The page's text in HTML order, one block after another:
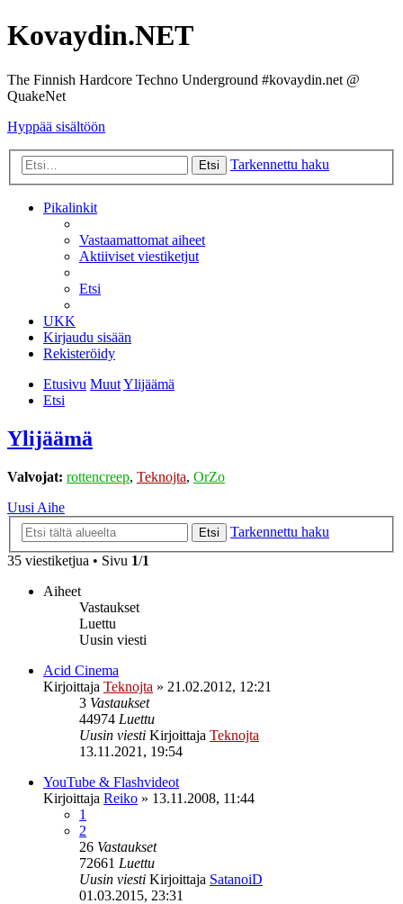
Kovaydin.NET
The Finnish Hardcore Techno Underground #kovaydin.net @
QuakeNet
Hyppää sisältöön
Etsi Tarkennettu haku
Pikalinkit
Vastaamattomat aiheet
Aktiiviset viestiketjut
Etsi
UKK
Kirjaudu sisään
Rekisteröidy
Etusivu MuutYlijäämä
Etsi
Ylijäämä
Valvojat: rottencreep, Teknojta, OrZo
Uusi Aihe
Etsi
Tarkennettu haku
35 viestiketjua • Sivu 1/1
Aiheet
Vastaukset
Luettu
Uusin viesti
Acid Cinema
Kirjoittaja Teknojta » 21.02.2012, 12:21
3 Vastaukset
44974 Luettu
Uusin viesti Kirjoittaja Teknojta
13.11.2021, 19:54
YouTube & Flashvideot
Kirjoittaja Reiko » 13.11.2008, 11:44
1
2
26 Vastaukset
72661 Luettu
Uusin viesti Kirjoittaja SatanoiD
01.03.2015, 23:31